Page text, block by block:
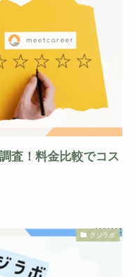
査！料金比較でコス
クジラボ